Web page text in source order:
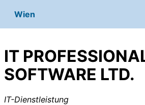
Wien
IT
SOFTWARE LTD.
IT-Dienstleistung